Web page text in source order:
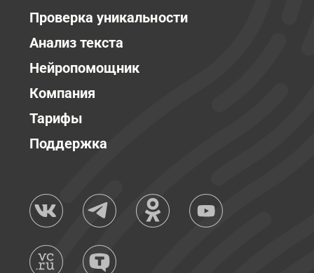
Проверка уникальности
Анализ текста
Нейропомощник
Компания
Тарифы
Поддержка